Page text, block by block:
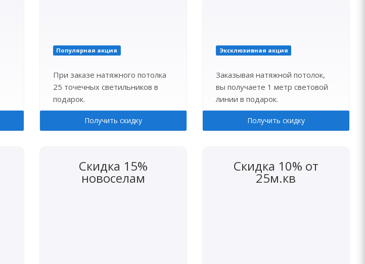
Популярная акция
При заказе натяжного потолка
25 точечных светильников в
подарок.
Получить скидку
Эксклюзивная акция
Заказывая натяжной потолок,
вы получаете 1 метр световой
линии в подарок.
Получить скидку
Скидка 15%
новоселам
Скидка 10% от
25м.кв